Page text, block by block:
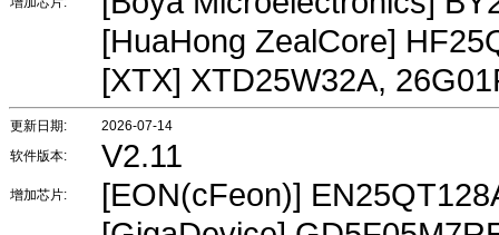
[HuaHong ZealCore]
[XTX] XTD25W32A,
更新日期:
2026-07-14
软件版本:
V2.11
增加芯片:
[EON(cFeon)]